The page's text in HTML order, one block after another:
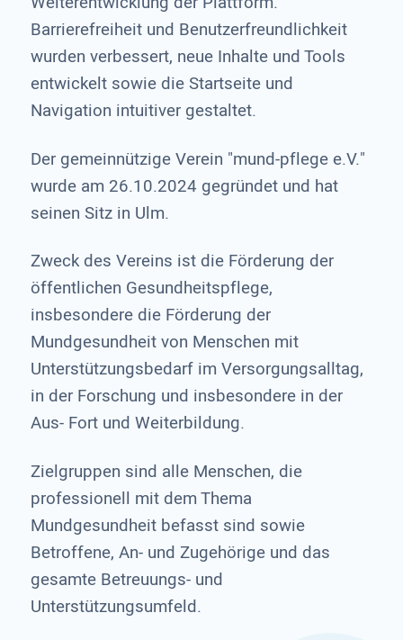
Barrierefreiheit und Benutzerfreundlichkeit
wurden verbessert, neue Inhalte und Tools
entwickelt sowie die Startseite und
Navigation intuitiver gestaltet.
Der gemeinnützige Verein "mund-pflege e.V."
wurde am 26.10.2024 gegründet und hat
seinen Sitz in Ulm.
Zweck des Vereins ist die Förderung der
öffentlichen Gesundheitspflege,
insbesondere die Förderung der
Mundgesundheit von Menschen mit
Unterstützungsbedarf im Versorgungsalltag,
in der Forschung und insbesondere in der
Aus- Fort und Weiterbildung.
Zielgruppen sind alle Menschen, die
professionell mit dem Thema
Mundgesundheit befasst sind sowie
Betroffene, An- und Zugehörige und das
gesamte Betreuungs- und
Unterstützungsumfeld.